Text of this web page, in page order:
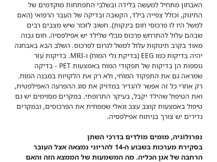
האבחון מתחיל למעשה בלידה ובשלבי התפתחות מוקדמים של
התינוק, וכולל צפייה בילד, הקשבה ובדיקה של העבר הרפואי (האם
למשל היו לו פרכוסי חום בינקות). חשוב לזכור שיש מצבים רבים
שבהם עלול להתרחש פרכוס מבלי שלילד יש אפילפסיה. חום גבוה
מאוד בקרב תינוקות עלול למשל לגרום לפרכוס. השלב הבא באבחנה
יהיה בדיקות כמו EEG (בדיקת גלי המוח) ו-MRI. בדיקות עזר
נוספות הן בדיקות של תפקודי המוח באמצעות PET - בדיקה
שמראה גם את התפקוד המוחי, ולא רק את הלקויות במבנה המוח.
רק אחרי כל זה אפשר להגדיר במדויק את סוג ההפרעה האפילפטית,
ואת הטיפול שהילד יקבל, בעיקר התרופתי. במקרים מסוימים יש גם
טיפול באמצעות קוצב עצב וגאלי שמפחית את הפרכוסים, ובמקרים
נדירים יש צורך בניתוח אפילפסיה.
נפרולוגיה, מומים מולדים בדרכי השתן
בסקירת מערכות בשבוע ה-14 להריוני נמצאה אצל העובר
הרחבה של אגן הכליה. מה המשמעות של הממצא הזה והאם